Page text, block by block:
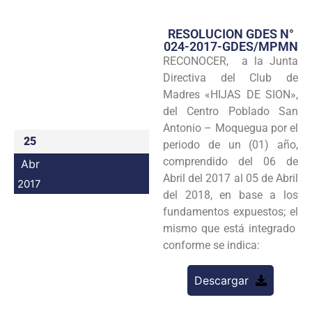
Transparencia
Seguridad
Programas
Intranet
25
Abr
2017
RESOLUCION GDES N°
024-2017-GDES/MPMN
RECONOCER, a la Junta
Directiva del Club de
Madres «HIJAS DE SION»,
del Centro Poblado San
Antonio – Moquegua por el
periodo de un (01) año,
comprendido del 06 de
Abril del 2017 al 05 de Abril
del 2018, en base a los
fundamentos expuestos; el
mismo que está integrado
conforme se indica:
Descargar